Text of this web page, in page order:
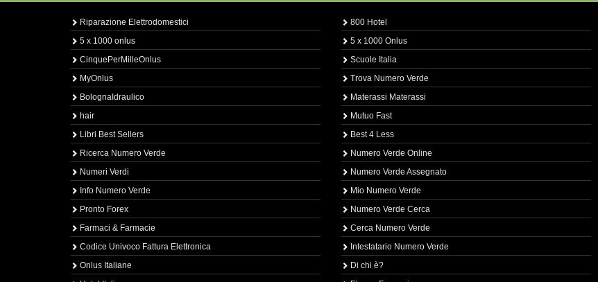
Riparazione Elettrodomestici
5 x 1000 onlus
CinquePerMilleOnlus
MyOnlus
BolognaIdraulico
hair
Libri Best Sellers
Ricerca Numero Verde
Numeri Verdi
Info Numero Verde
Pronto Forex
Farmaci & Farmacie
Codice Univoco Fattura Elettronica
Onlus Italiane
800 Hotel
5 x 1000 Onlus
Scuole Italia
Trova Numero Verde
Materassi Materassi
Mutuo Fast
Best 4 Less
Numero Verde Online
Numero Verde Assegnato
Mio Numero Verde
Numero Verde Cerca
Cerca Numero Verde
Intestatario Numero Verde
Di chi è?